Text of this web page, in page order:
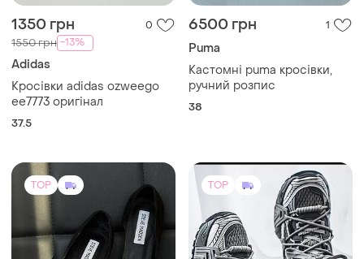
ee7773 оригінал
37.5
38
TOP